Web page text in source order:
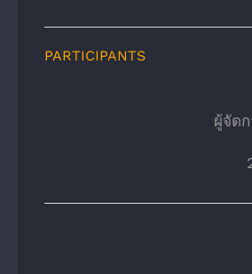
PARTICIPANTS
ผู้จัด